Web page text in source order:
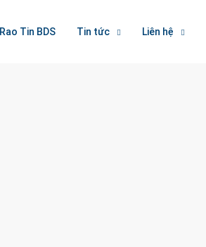
Rao Tin BDS Tin tức Liên hệ